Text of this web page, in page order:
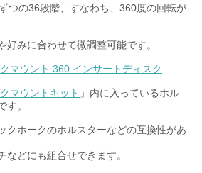
つの36段階、すなわち、360度の回転が
好みに合わせて微調整可能です。
マウント 360 インサートディスク
マウントキット 」内に入っているホル
す。
クホークのホルスターなどの互換性があ
などにも組合せできます。